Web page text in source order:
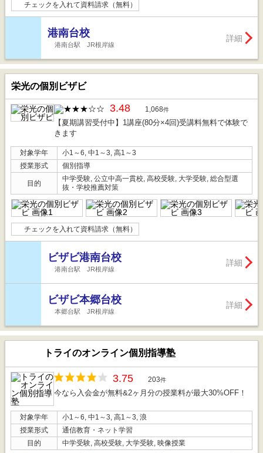
チェックを入れて資料請求（無料）
港南台校
港南台駅 JR根岸線
詳細
栄光の個別ビザビ
3.48 1,068件
【夏期講習受付中】1講座(80分×4回)受講料無料で体験で
きます
対象学年
小1～6, 中1～3, 高1～3
授業形式
個別指導
目的
中学受験, 公立中高一貫校, 高校受験, 大学受験, 総合型選
抜・学校推薦対策
チェックを入れて資料請求（無料）
ビザビ港南台校
港南台駅 JR根岸線
詳細
ビザビ本郷台校
本郷台駅 JR根岸線
詳細
トライのオンライン個別指導塾
3.75 203件
今なら入会金が無料&2ヶ月分の授業料が最大30%OFF！
対象学年
小1～6, 中1～3, 高1～3, 浪
授業形式
通信教育・ネット学習
目的
中学受験, 高校受験, 大学受験, 映像授業